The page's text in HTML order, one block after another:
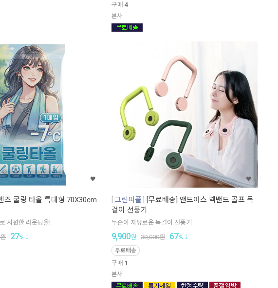
구매 4
본사
즈 쿨링 타올 특대형 70X30cm
시원한 라운딩을!
원 27%
그린피플
[무료배송] 앤드어스 넥밴드 골프 목
걸이 선풍기
두손이 자유로운 목걸이 선풍기
9,900원 30,000원 67%
무료배송
구매 1
본사